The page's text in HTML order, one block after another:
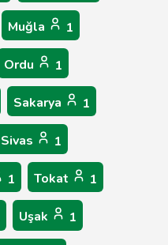
Muğla 1
Ordu 1
Sakarya 1
Sivas 1
1 Tokat 1
Uşak 1